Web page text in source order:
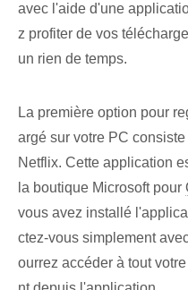
avec l'aide d'une
z profiter de vos
un rien de temps.
La ⁢première option⁢ pour
argé sur votre PC
Netflix. Cette application
la boutique Microsoft pour
vous avez installé
ctez-vous simplement
ourrez accéder à tout